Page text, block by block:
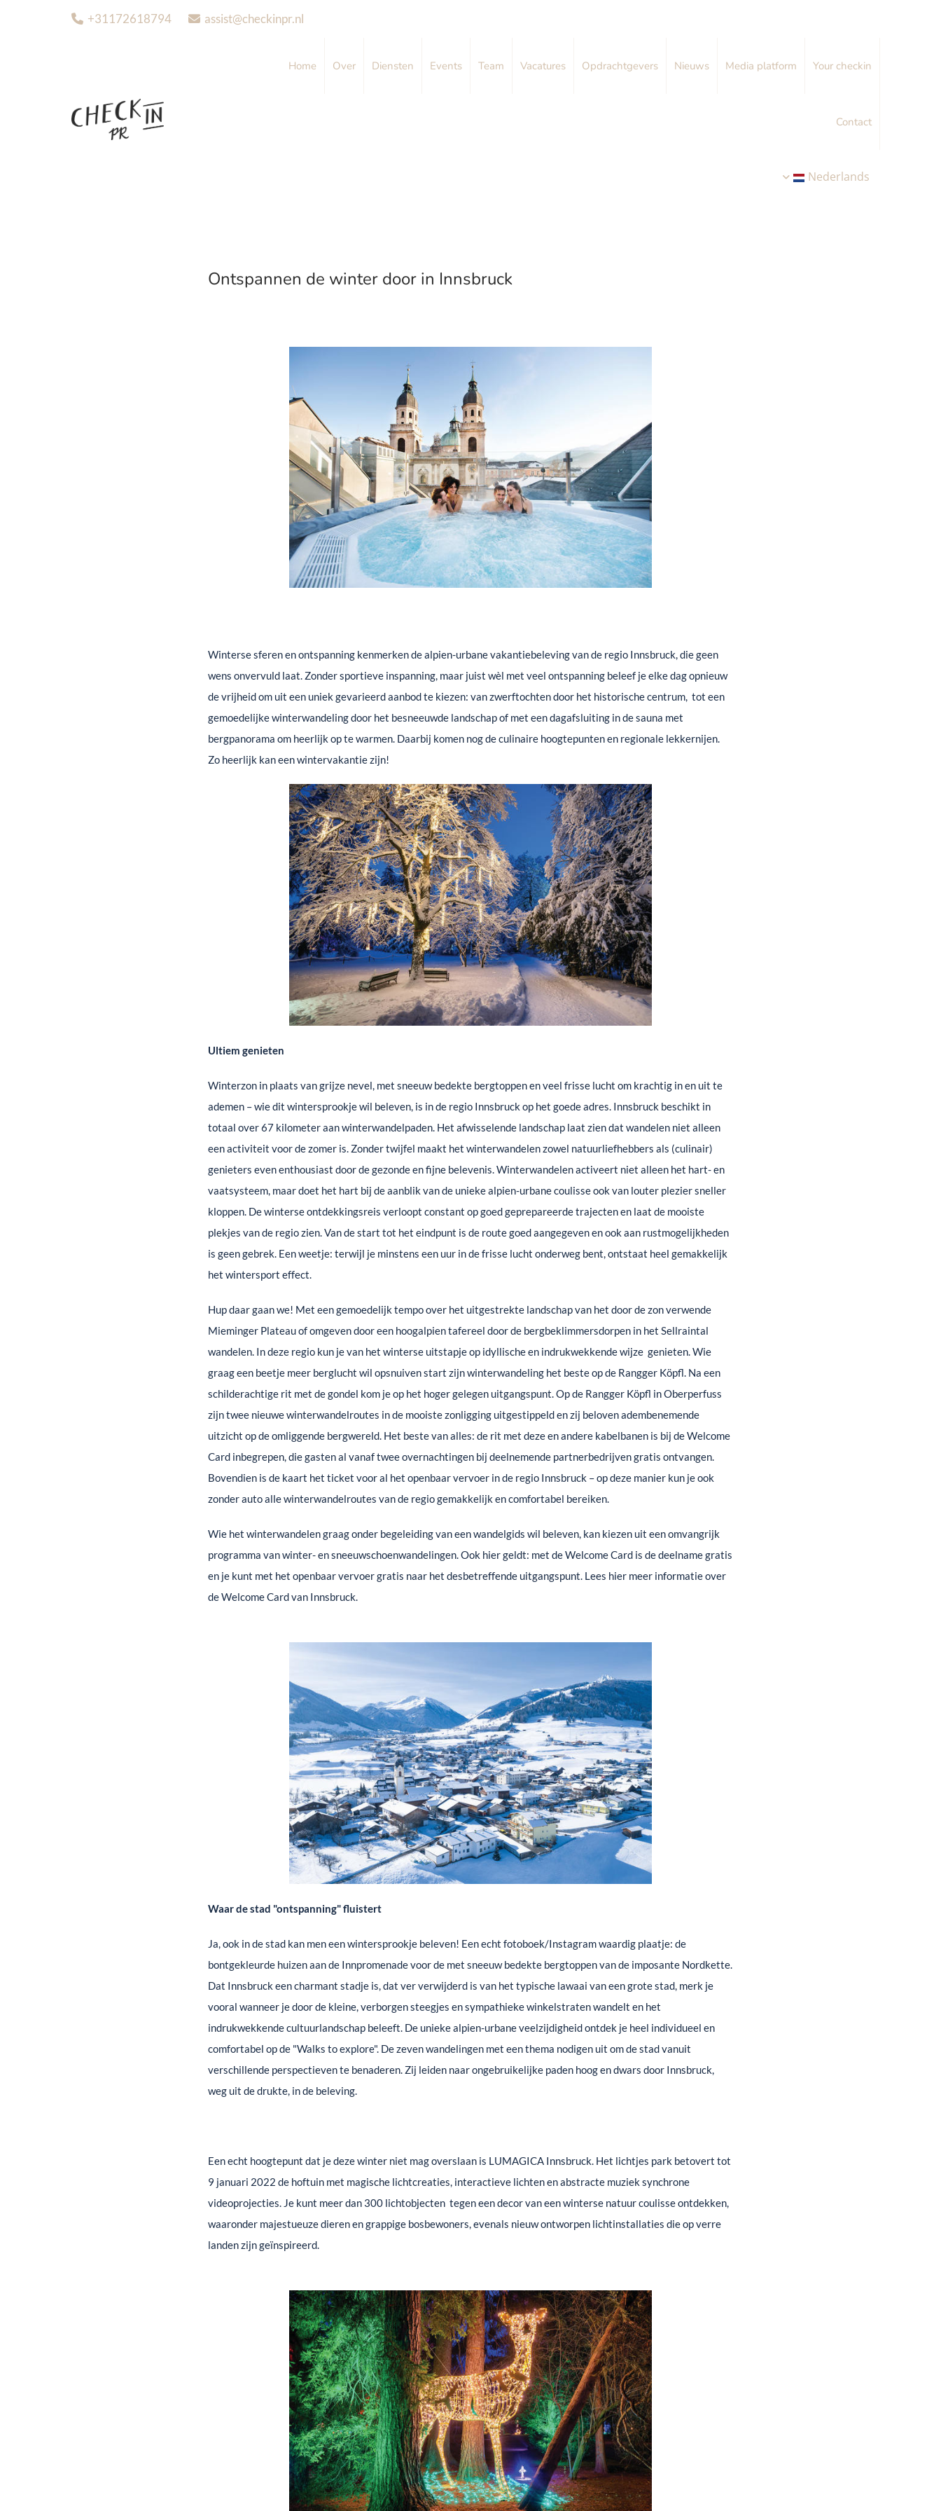
 +31172618794  assist@checkinpr.nl
Home Over Diensten Events Team Vacatures Opdrachtgevers Nieuws Media platform Your checkin
Contact
Nederlands
Ontspannen de winter door in Innsbruck
Winterse sferen en ontspanning kenmerken de alpien-urbane vakantiebeleving van de regio Innsbruck, die geen
wens onvervuld laat. Zonder sportieve inspanning, maar juist wèl met veel ontspanning beleef je elke dag opnieuw
de vrijheid om uit een uniek gevarieerd aanbod te kiezen: van zwerftochten door het historische centrum, tot een
gemoedelijke winterwandeling door het besneeuwde landschap of met een dagafsluiting in de sauna met
bergpanorama om heerlijk op te warmen. Daarbij komen nog de culinaire hoogtepunten en regionale lekkernijen.
Zo heerlijk kan een wintervakantie zijn!
Ultiem genieten
Winterzon in plaats van grijze nevel, met sneeuw bedekte bergtoppen en veel frisse lucht om krachtig in en uit te
ademen – wie dit wintersprookje wil beleven, is in de regio Innsbruck op het goede adres. Innsbruck beschikt in
totaal over 67 kilometer aan winterwandelpaden. Het afwisselende landschap laat zien dat wandelen niet alleen
een activiteit voor de zomer is. Zonder twijfel maakt het winterwandelen zowel natuurliefhebbers als (culinair)
genieters even enthousiast door de gezonde en fijne belevenis. Winterwandelen activeert niet alleen het hart- en
vaatsysteem, maar doet het hart bij de aanblik van de unieke alpien-urbane coulisse ook van louter plezier sneller
kloppen. De winterse ontdekkingsreis verloopt constant op goed geprepareerde trajecten en laat de mooiste
plekjes van de regio zien. Van de start tot het eindpunt is de route goed aangegeven en ook aan rustmogelijkheden
is geen gebrek. Een weetje: terwijl je minstens een uur in de frisse lucht onderweg bent, ontstaat heel gemakkelijk
het wintersport effect.
Hup daar gaan we! Met een gemoedelijk tempo over het uitgestrekte landschap van het door de zon verwende
Mieminger Plateau of omgeven door een hoogalpien tafereel door de bergbeklimmersdorpen in het Sellraintal
wandelen. In deze regio kun je van het winterse uitstapje op idyllische en indrukwekkende wijze genieten. Wie
graag een beetje meer berglucht wil opsnuiven start zijn winterwandeling het beste op de Rangger Köpfl. Na een
schilderachtige rit met de gondel kom je op het hoger gelegen uitgangspunt. Op de Rangger Köpfl in Oberperfuss
zijn twee nieuwe winterwandelroutes in de mooiste zonligging uitgestippeld en zij beloven adembenemende
uitzicht op de omliggende bergwereld. Het beste van alles: de rit met deze en andere kabelbanen is bij de Welcome
Card inbegrepen, die gasten al vanaf twee overnachtingen bij deelnemende partnerbedrijven gratis ontvangen.
Bovendien is de kaart het ticket voor al het openbaar vervoer in de regio Innsbruck – op deze manier kun je ook
zonder auto alle winterwandelroutes van de regio gemakkelijk en comfortabel bereiken.
Wie het winterwandelen graag onder begeleiding van een wandelgids wil beleven, kan kiezen uit een omvangrijk
programma van winter- en sneeuwschoenwandelingen. Ook hier geldt: met de Welcome Card is de deelname gratis
en je kunt met het openbaar vervoer gratis naar het desbetreffende uitgangspunt. Lees hier meer informatie over
de Welcome Card van Innsbruck.
Waar de stad "ontspanning" fluistert
Ja, ook in de stad kan men een wintersprookje beleven! Een echt fotoboek/Instagram waardig plaatje: de
bontgekleurde huizen aan de Innpromenade voor de met sneeuw bedekte bergtoppen van de imposante Nordkette.
Dat Innsbruck een charmant stadje is, dat ver verwijderd is van het typische lawaai van een grote stad, merk je
vooral wanneer je door de kleine, verborgen steegjes en sympathieke winkelstraten wandelt en het
indrukwekkende cultuurlandschap beleeft. De unieke alpien-urbane veelzijdigheid ontdek je heel individueel en
comfortabel op de "Walks to explore". De zeven wandelingen met een thema nodigen uit om de stad vanuit
verschillende perspectieven te benaderen. Zij leiden naar ongebruikelijke paden hoog en dwars door Innsbruck,
weg uit de drukte, in de beleving.
Een echt hoogtepunt dat je deze winter niet mag overslaan is LUMAGICA Innsbruck. Het lichtjes park betovert tot
9 januari 2022 de hoftuin met magische lichtcreaties, interactieve lichten en abstracte muziek synchrone
videoprojecties. Je kunt meer dan 300 lichtobjecten tegen een decor van een winterse natuur coulisse ontdekken,
waaronder majestueuze dieren en grappige bosbewoners, evenals nieuw ontworpen lichtinstallaties die op verre
landen zijn geïnspireerd.